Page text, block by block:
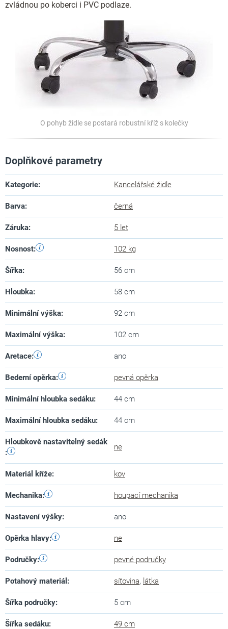
zvládnou po koberci i PVC podlaze.
O pohyb židle se postará robustní kříž s kolečky
Doplňkové parametry
Kategorie: Kancelářské židle
Barva: černá
Záruka: 5 let
Nosnost: 102 kg
Šířka: 56 cm
Hloubka: 58 cm
Minimální výška: 92 cm
Maximální výška: 102 cm
Aretace: ano
Bederní opěrka: pevná opěrka
Minimální hloubka sedáku: 44 cm
Maximální hloubka sedáku: 44 cm
Hloubkově nastavitelný sedák
:
ne
Materiál kříže: kov
Mechanika: houpací mechanika
Nastavení výšky: ano
Opěrka hlavy: ne
Područky: pevné područky
Potahový materiál : síťovina, látka
Šířka područky: 5 cm
Šířka sedáku: 49 cm